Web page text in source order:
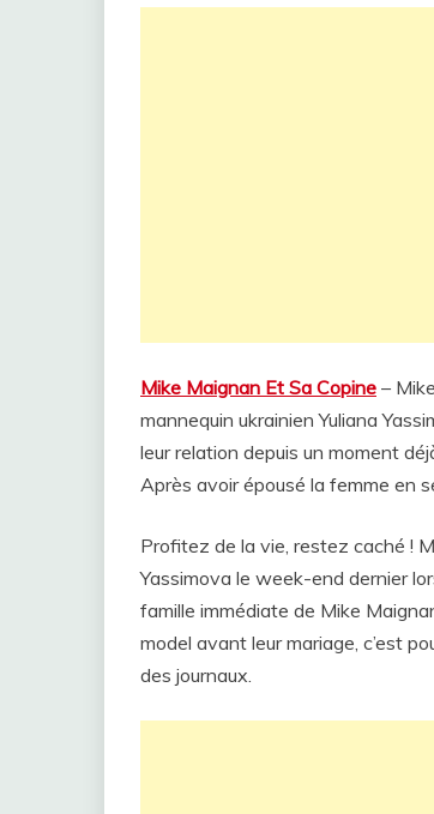
Mike Maignan Et Sa Copine –
mannequin ukrainien Yuliana
leur relation depuis un moment
Après avoir épousé la femme en
Profitez de la vie, restez caché !
Yassimova le week-end dernier
famille immédiate de Mike
model avant leur mariage, c’est
des journaux.